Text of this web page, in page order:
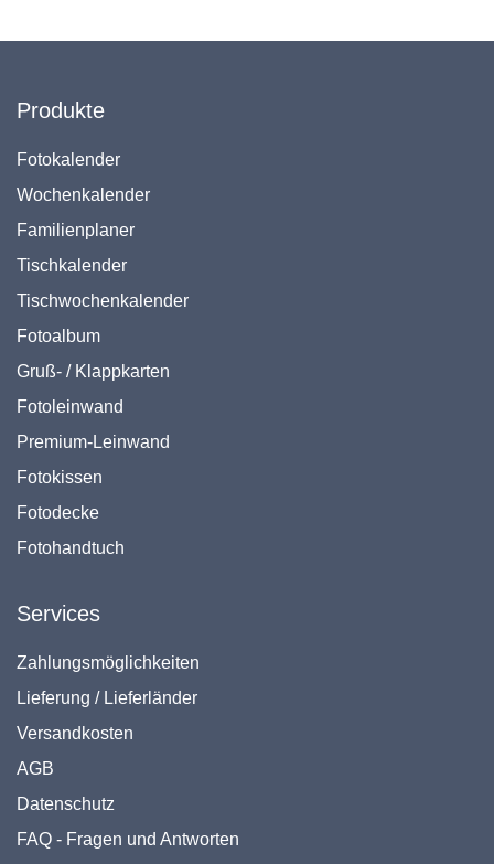
Produkte
Fotokalender
Wochenkalender
Familienplaner
Tischkalender
Tischwochenkalender
Fotoalbum
Gruß- / Klappkarten
Fotoleinwand
Premium-Leinwand
Fotokissen
Fotodecke
Fotohandtuch
Services
Zahlungsmöglichkeiten
Lieferung / Lieferländer
Versandkosten
AGB
Datenschutz
FAQ - Fragen und Antworten